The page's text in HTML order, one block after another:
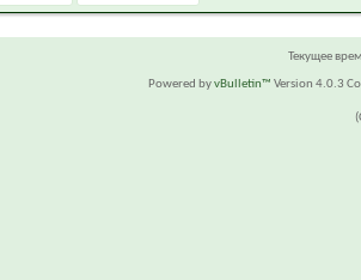
Текущее
Powered byvBulletin™ Version 4.0.3